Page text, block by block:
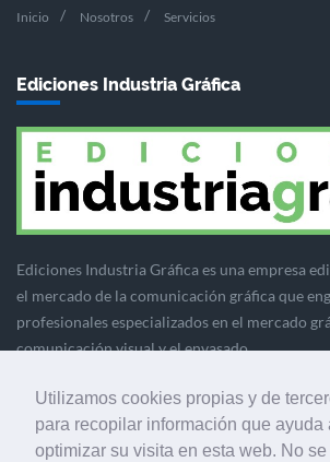
Utilizamos cookies propias y de
para recopilar información que ayuda
optimizar su visita en esta web. No se
Inicio Nosotros Servicios
Ediciones Industria Gráfica
Ediciones Industria Gráfica es una empresa
el mercado de la comunicación gráfica que
profesionales especializados en el mercado
comunicación visual y el envasado.
Ediciones Industria Gráfica, S.C.P.